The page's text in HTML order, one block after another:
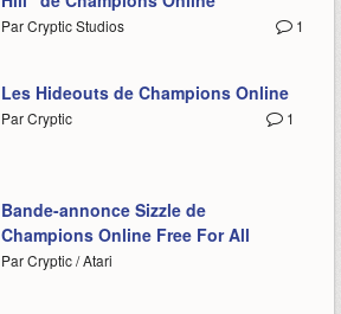
1
Par Cryptic Studios
Les Hideouts de Champions Online
1
Par Cryptic
Bande-annonce Sizzle de
Champions Online Free For All
Par Cryptic / Atari